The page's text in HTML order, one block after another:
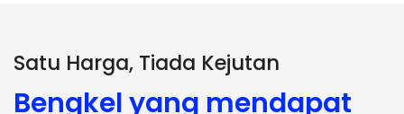
Satu Harga, Tiada Kejutan
Bengkel yang mendapat